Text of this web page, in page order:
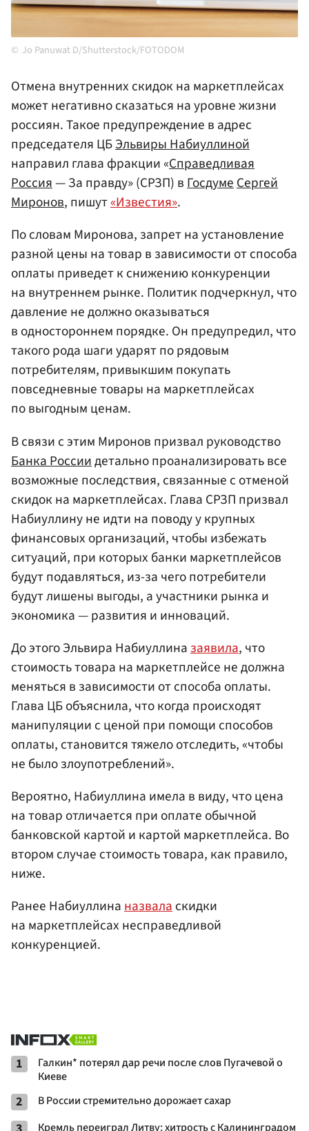
Jo Panuwat D/Shutterstock/FOTODOM
Отмена внутренних скидок на маркетплейсах
может негативно сказаться на уровне жизни
россиян. Такое предупреждение в адрес
председателя ЦБЭльвиры Набиуллиной
направил глава фракции «Справедливая
Россия— За правду» (СРЗП) вГосдумеСергей
Миронов, пишут«Известия».
По словам Миронова, запрет на установление
разной цены на товар в зависимости от способа
оплаты приведет к снижению конкуренции
на внутреннем рынке. Политик подчеркнул, что
давление не должно оказываться
в одностороннем порядке. Он предупредил, что
такого рода шаги ударят по рядовым
потребителям, привыкшим покупать
повседневные товары на маркетплейсах
по выгодным ценам.
В связи с этим Миронов призвал руководство
Банка Россиидетально проанализировать все
возможные последствия, связанные с отменой
скидок на маркетплейсах. Глава СРЗП призвал
Набиуллину не идти на поводу у крупных
финансовых организаций, чтобы избежать
ситуаций, при которых банки маркетплейсов
будут подавляться, из-за чего потребители
будут лишены выгоды, а участники рынка и
экономика — развития и инноваций.
До этого Эльвира Набиуллиназаявила, что
стоимость товара на маркетплейсе не должна
меняться в зависимости от способа оплаты.
Глава ЦБ объяснила, что когда происходят
манипуляции с ценой при помощи способов
оплаты, становится тяжело отследить, «чтобы
не было злоупотреблений».
Вероятно, Набиуллина имела в виду, что цена
на товар отличается при оплате обычной
банковской картой и картой маркетплейса. Во
втором случае стоимость товара, как правило,
ниже.
Ранее Набиуллинаназваласкидки
на маркетплейсах несправедливой
конкуренцией.
1
Галкин* потерял дар речи после слов Пугачевой о
Киеве
2 В России стремительно дорожает сахар
Кремль переиграл Литву: хитрость с Калининградом